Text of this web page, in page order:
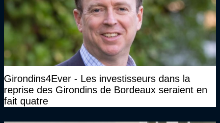
Girondins4Ever - Les investisseurs dans la
reprise des Girondins de Bordeaux seraient en
fait quatre